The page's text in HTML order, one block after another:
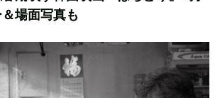
場面写真も